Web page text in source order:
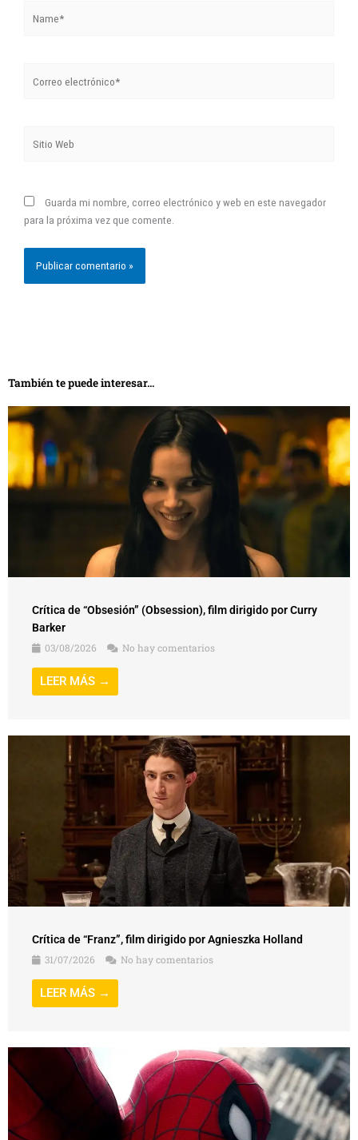
electrónico*
Web
Guarda mi nombre, correo electrónico y web en este navegador
para la próxima vez que comente.
También te puede interesar...
Crítica de “Obsesión” (Obsession), film dirigido por Curry
Barker
03/08/2026
No hay comentarios
LEER MÁS →
Crítica de “Franz”, film dirigido por Agnieszka Holland
31/07/2026
No hay comentarios
LEER MÁS →